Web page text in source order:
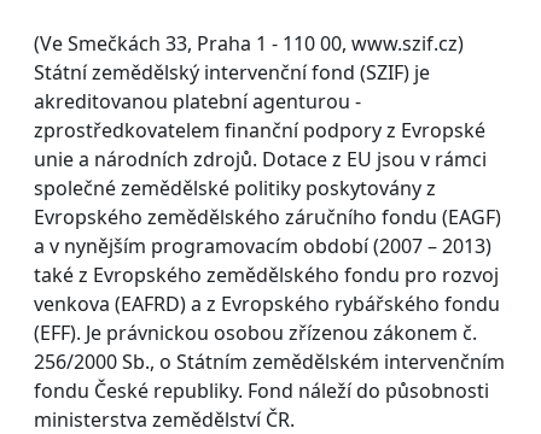
(Ve Smečkách 33, Praha 1 - 110 00, www.szif.cz)
Státní zemědělský intervenční fond (SZIF) je
akreditovanou platební agenturou -
zprostředkovatelem finanční podpory z Evropské
unie a národních zdrojů. Dotace z EU jsou v rámci
společné zemědělské politiky poskytovány z
Evropského zemědělského záručního fondu (EAGF)
a v nynějším programovacím období (2007 – 2013)
také z Evropského zemědělského fondu pro rozvoj
venkova (EAFRD) a z Evropského rybářského fondu
(EFF). Je právnickou osobou zřízenou zákonem č.
256/2000 Sb., o Státním zemědělském intervenčním
fondu České republiky. Fond náleží do působnosti
ministerstva zemědělství ČR.